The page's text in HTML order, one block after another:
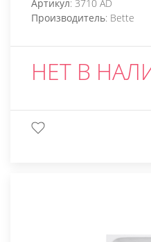
Артикул: 3710 AD
Производитель: Bette
НЕТ В